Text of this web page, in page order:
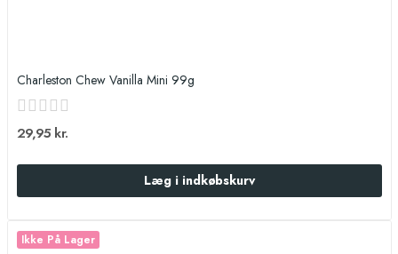
Charleston Chew Vanilla Mini 99g
29,95 kr.
Læg i indkøbskurv
Ikke På Lager